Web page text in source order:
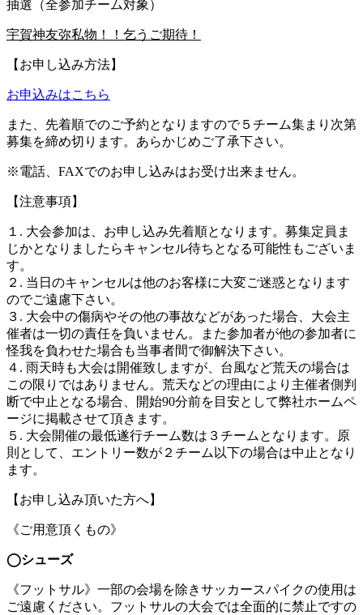
抽選（全参加チーム対象）
宇賀神友弥私物！！乞うご期待！
【お申し込み方法】
お申込みはこちら
また、先着順でのご予約となりますので５チーム集まり次第
募集を締め切ります。あらかじめご了承下さい。
※電話、FAXでのお申し込みはお受け出来ません。
【注意事項】
１. 大会参加は、お申し込み先着順となります。募集定員ま
じかとなりましたらキャンセル待ちとなる可能性もございま
す。
２. 当日のキャンセルは他のお客様に大変ご迷惑となります
のでご遠慮下さい。
３. 大会中の傷病やその他の事故などがあった場合、大会主
催者は一切の責任を負いません。また参加者が他の参加者に
怪我を負わせた場合も当事者間で御解決下さい。
４. 雨天時も大会は開催致しますが、台風など荒天の場合は
この限りではありません。荒天などの理由により主催者側判
断で中止となる場合、開始90分前を目安として弊社ホームペ
ージに掲載させて頂きます。
５. 大会開催の最低遂行チーム数は３チームとなります。原
則として、エントリー数が２チーム以下の場合は中止となり
ます。
【お申し込み頂いた方へ】
《ご用意頂くもの》
◯シューズ
《フットサル》一部の会場を除きサッカースパイクの使用は
ご遠慮ください。フットサルの大会では全面的に禁止ですの